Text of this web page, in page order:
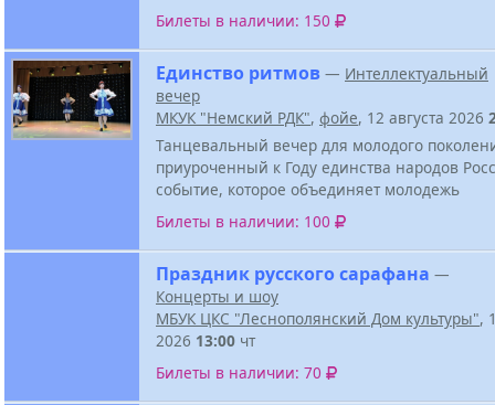
Билеты в наличии: 150
Единство ритмов — Интеллектуальный
вечер
МКУК "Немский РДК", фойе, 12 августа 2026
Танцевальный вечер для молодого
приуроченный к Году единства народов
событие, которое объединяет молодежь
Билеты в наличии: 100
Праздник русского сарафана —
Концерты и шоу
МБУК ЦКС "Леснополянский Дом культуры",
2026 13:00 чт
Билеты в наличии: 70